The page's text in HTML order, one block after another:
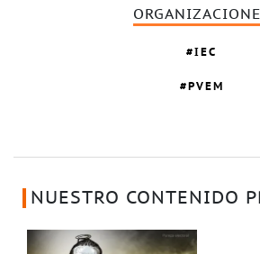
IEC
PVEM
NUESTRO CONTENIDO